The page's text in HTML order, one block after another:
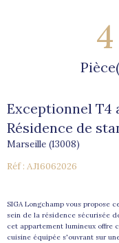
4
Exceptionnel T4
Résidence de
Marseille (13008)
Réf : AJ16062026
SIGA Longchamp vous propose
sein de la résidence sécurisée
cet appartement lumineux offre
cuisine équipée s'ouvrant sur